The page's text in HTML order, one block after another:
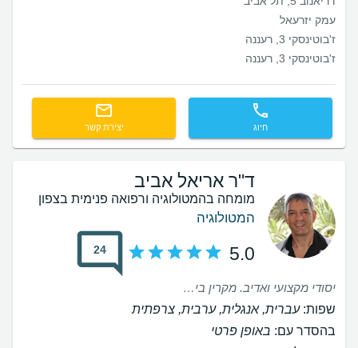
עמק יזרעאל
ז'בוטינסקי 3, רעננה
ז'בוטינסקי 3, רעננה
חיוג יצירת קשר
ד"ר אריאל אביב
מומחה בהמטולוגיה ורפואה פנימית בצפון
המטולוגיה
5.0
24
יסודי מקצועי ואדיב. מקרין ביטחון.
שפות:עברית, אנגלית, ערבית, צרפתית
בהסדר עם: באופן פרטי